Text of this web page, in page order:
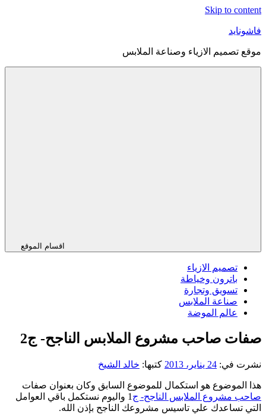
Skip to content
فاشونايد
موقع تصميم الازياء وصناعة الملابس
اقسام الموقع
تصميم الازياء
باترون وخياطة
تسويق وتجارة
صناعة الملابس
عالم الموضة
صفات صاحب مشروع الملابس الناجح- ج2
نشرت في: 24 يناير، 2013 كتبها: خالد الشيخ
هذا الموضوع هو استكمال للموضوع السابق وكان بعنوان صفات
صاحب مشروع الملابس الناجح- ج
1 واليوم نستكمل باقي العوامل
التي تساعدك علي تاسيس مشروعك الناجح بإذن الله.